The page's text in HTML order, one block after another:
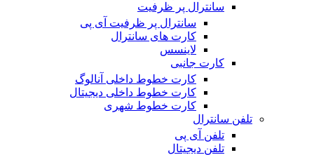
سانترال پر ظرفیت
سانترال پر ظرفیت آی پی
کارت های سانترال
لاینسس
کارت جانبی
کارت خطوط داخلی آنالوگ
کارت خطوط داخلی دیجیتال
کارت خطوط شهری
تلفن سانترال
تلفن آی پی
تلفن دیجیتال